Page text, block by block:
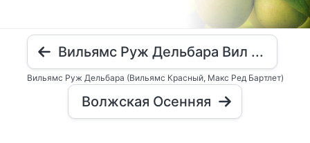
Вильямс Руж Дельбара Вил ...
Вильямс Руж Дельбара (Вильямс Красный, Макс Ред Бартлет)
Волжская Осенняя